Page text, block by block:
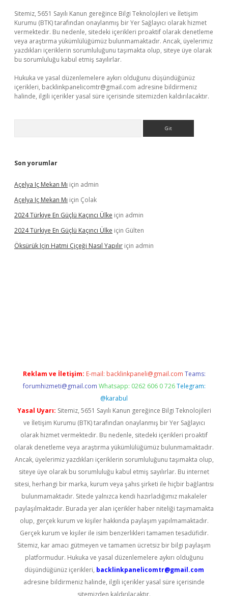
Sitemiz, 5651 Sayılı Kanun gereğince Bilgi Teknolojileri ve İletişim
Kurumu (BTK) tarafından onaylanmış bir Yer Sağlayıcı olarak hizmet
vermektedir. Bu nedenle, sitedeki içerikleri proaktif olarak denetleme
veya araştırma yükümlülüğümüz bulunmamaktadır. Ancak, üyelerimiz
yazdıkları içeriklerin sorumluluğunu taşımakta olup, siteye üye olarak
bu sorumluluğu kabul etmiş sayılırlar.
Hukuka ve yasal düzenlemelere aykırı olduğunu düşündüğünüz
içerikleri, backlinkpanelicomtr@gmail.com adresine bildirmeniz
halinde, ilgili içerikler yasal süre içerisinde sitemizden kaldırılacaktır.
Son yorumlar
Açelya Iç Mekan Mı için admin
Açelya Iç Mekan Mı için Çolak
2024 Türkiye En Güçlü Kaçıncı Ülke için admin
2024 Türkiye En Güçlü Kaçıncı Ülke için Gülten
Öksürük Için Hatmi Çiçeği Nasıl Yapılır için admin
Reklam ve İletişim: E-mail: backlinkpaneli@gmail.com Teams:
forumhizmeti@gmail.com Whatsapp: 0262 606 0 726 Telegram:
@karabul
Yasal Uyarı: Sitemiz, 5651 Sayılı Kanun gereğince Bilgi Teknolojileri
ve İletişim Kurumu (BTK) tarafından onaylanmış bir Yer Sağlayıcı
olarak hizmet vermektedir. Bu nedenle, sitedeki içerikleri proaktif
olarak denetleme veya araştırma yükümlülüğümüz bulunmamaktadır.
Ancak, üyelerimiz yazdıkları içeriklerin sorumluluğunu taşımakta olup,
siteye üye olarak bu sorumluluğu kabul etmiş sayılırlar. Bu internet
sitesi, herhangi bir marka, kurum veya şahıs şirketi ile hiçbir bağlantısı
bulunmamaktadır. Sitede yalnızca kendi hazırladığımız makaleler
paylaşılmaktadır. Burada yer alan içerikler haber niteliği taşımamakta
olup, gerçek kurum ve kişiler hakkında paylaşım yapılmamaktadır.
Gerçek kurum ve kişiler ile isim benzerlikleri tamamen tesadüfidir.
Sitemiz, kar amacı gütmeyen ve tamamen ücretsiz bir bilgi paylaşım
platformudur. Hukuka ve yasal düzenlemelere aykırı olduğunu
düşündüğünüz içerikleri, backlinkpanelicomtr@gmail.com
adresine bildirmeniz halinde, ilgili içerikler yasal süre içerisinde
sitemizden kaldırılacaktır.